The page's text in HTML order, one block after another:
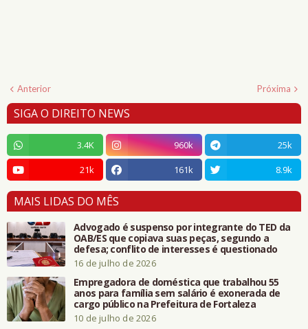
Anterior Próxima
SIGA O DIREITO NEWS
3.4K 960k
25k
21k
161k 8.9k
MAIS LIDAS DO MÊS
Advogado é suspenso por integrante do TED da
OAB/ES que copiava suas peças, segundo a
defesa; conflito de interesses é questionado
16 de julho de 2026
Empregadora de doméstica que trabalhou 55
anos para família sem salário é exonerada de
cargo público na Prefeitura de Fortaleza
10 de julho de 2026